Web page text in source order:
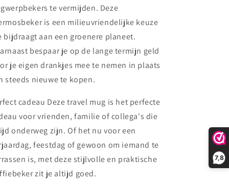
7,8
te vermijden. Deze
is een milieuvriendelijke keuze
bijdraagt aan een groenere planeet.
bespaar je op de lange termijn geld
je eigen drankjes mee te nemen in plaats
steeds nieuwe te kopen.
cadeau Deze travel mug is het perfecte
voor vrienden, familie of collega's die
onderweg zijn. Of het nu voor een
feestdag of gewoon om iemand te
is, met deze stijlvolle en praktische
zit je altijd goed.